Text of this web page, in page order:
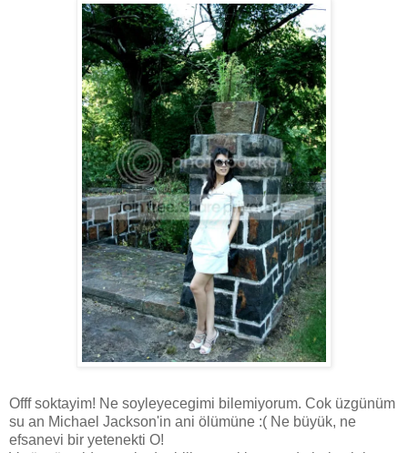
Offf soktayim! Ne soyleyecegimi bilemiyorum. Cok üzgünüm
su an Michael Jackson'in ani ölümüne :( Ne büyük, ne
efsanevi bir yetenekti O!